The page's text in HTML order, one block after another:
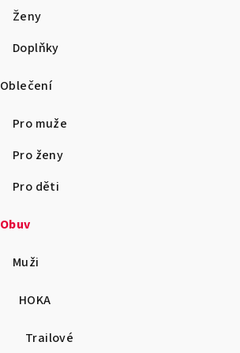
Ženy
Doplňky
Oblečení
Pro muže
Pro ženy
Pro děti
Obuv
Muži
HOKA
Trailové